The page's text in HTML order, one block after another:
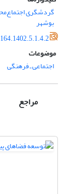
گردشگری
بوشهر
موضوعات
اجتماعی ـ فرهنگی
مراجع